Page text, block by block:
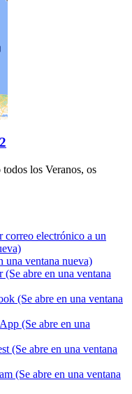
los Veranos, os
correo electrónico a un
una ventana nueva)
abre en una ventana
(Se abre en una ventana
(Se abre en una
(Se abre en una ventana
(Se abre en una ventana